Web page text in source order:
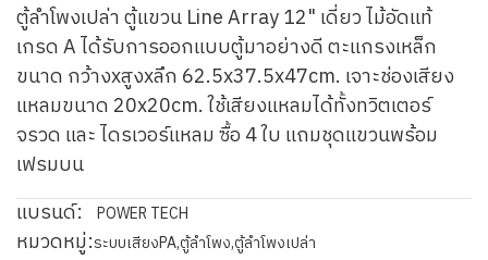
ตู้ลำโพงเปล่า ตู้แขวน Line Array 12" เดี่ยว ไม้อัดแท้
เกรด A ได้รับการออกแบบตู้มาอย่างดี ตะแกรงเหล็ก
ขนาด กว้างxสูงxลึก 62.5x37.5x47cm. เจาะช่องเสียง
แหลมขนาด 20x20cm. ใช้เสียงแหลมได้ทั้งทวิตเตอร์
จรวด และ ไดรเวอร์แหลม ซื้อ 4 ใบ แถมชุดแขวนพร้อม
เฟรมบน
แบรนด์:
POWER TECH
หมวดหมู่:ระบบเสียงPA,ตู้ลำโพง,ตู้ลำโพงเปล่า